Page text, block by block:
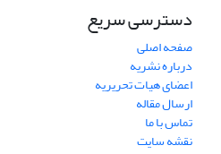
دسترسی سریع
صفحه اصلی
درباره نشریه
اعضای هیات تحریریه
ارسال مقاله
تماس با ما
نقشه سایت